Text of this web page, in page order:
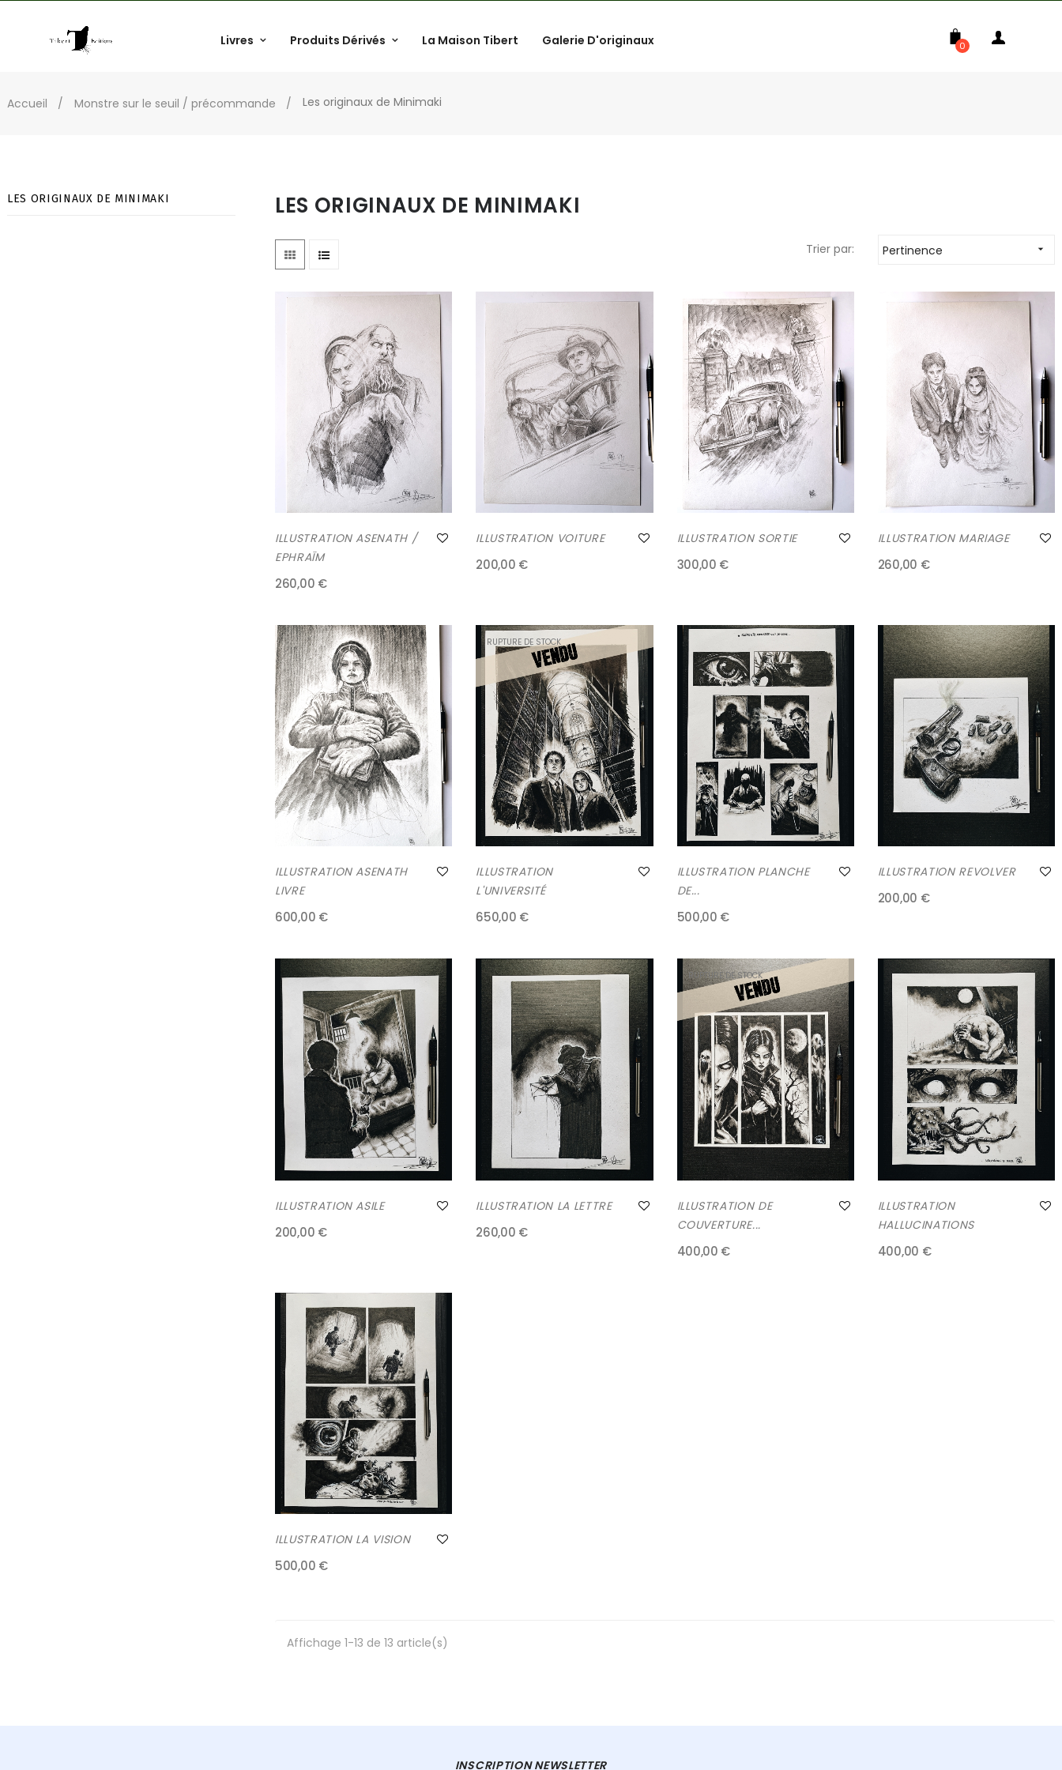
Livres Produits Dérivés La Maison Tibert Galerie D'originaux 0
Accueil Monstre sur le seuil / précommande Les originaux de Minimaki
LES ORIGINAUX DE MINIMAKI LES ORIGINAUX DE MINIMAKI
Trier par: Pertinence 
ILLUSTRATION ASENATH /
EPHRAÏM
260,00 €
ILLUSTRATION VOITURE
200,00 €
ILLUSTRATION SORTIE
300,00 €
ILLUSTRATION MARIAGE
260,00 €
ILLUSTRATION ASENATH
LIVRE
600,00 €
RUPTURE DE STOCK
ILLUSTRATION
L'UNIVERSITÉ
650,00 €
ILLUSTRATION PLANCHE
DE...
500,00 €
ILLUSTRATION REVOLVER
200,00 €
ILLUSTRATION ASILE
200,00 €
ILLUSTRATION LA LETTRE
260,00 €
RUPTURE DE STOCK
ILLUSTRATION DE
COUVERTURE...
400,00 €
ILLUSTRATION
HALLUCINATIONS
400,00 €
ILLUSTRATION LA VISION
500,00 €
Affichage 1-13 de 13 article(s)
INSCRIPTION NEWSLETTER